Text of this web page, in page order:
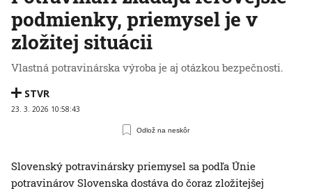
podmienky, priemysel je v
zložitej situácii
Vlastná potravinárska výroba je aj otázkou bezpečnosti.
STVR
23. 3. 2026 10:58:43
Odlož na neskôr
Slovenský potravinársky priemysel sa podľa Únie
potravinárov Slovenska dostáva do čoraz zložitejšej